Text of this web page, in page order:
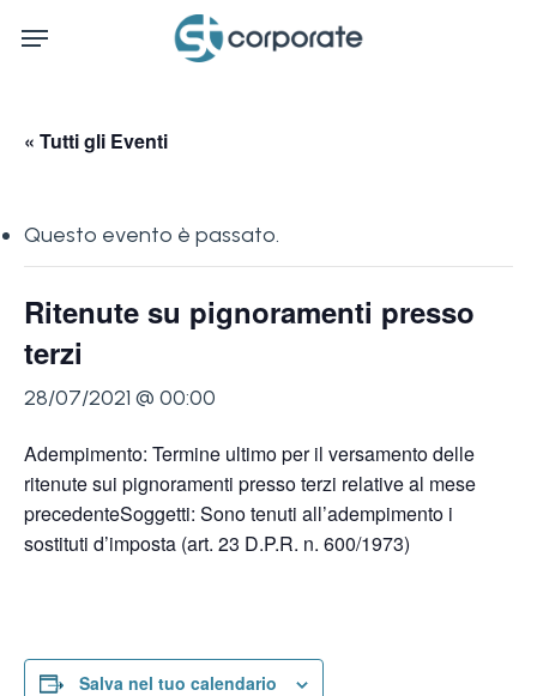
Menu
« Tutti gli Eventi
Questo evento è passato.
Ritenute su pignoramenti presso
terzi
28/07/2021 @ 00:00
Adempimento: Termine ultimo per il versamento delle
ritenute sui pignoramenti presso terzi relative al mese
precedenteSoggetti: Sono tenuti all’adempimento i
sostituti d’imposta (art. 23 D.P.R. n. 600/1973)
Salva nel tuo calendario